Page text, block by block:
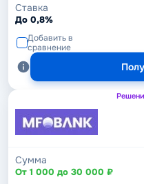
Ставка
До 0,8%
Добавить в
сравнение
Сумма
От 1 000 до 30 000 ₽